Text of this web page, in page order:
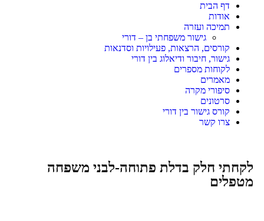
דף הבית
אודות
תמיכה ועזרה
גישור משפחתי בן – דורי
קורסים, הרצאות, פעילויות וסדנאות
גישור, חיבור ודיאלוג בין דורי
לקוחות מספרים
מאמרים
סיפורי מקרה
סרטונים
קורס גישור בין דורי
צרו קשר
לקחתי חלק בדלת פתוחה-לבני משפחה
מטפלים